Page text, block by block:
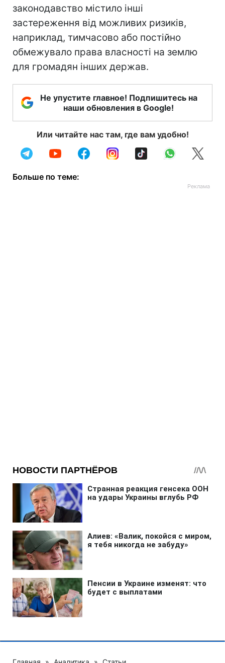
законодавство містило інші
застереження від можливих ризиків,
наприклад, тимчасово або постійно
обмежувало права власності на землю
для громадян інших держав.
Не упустите главное! Подпишитесь на
наши обновления в Google!
Или читайте нас там, где вам удобно!
Больше по теме: